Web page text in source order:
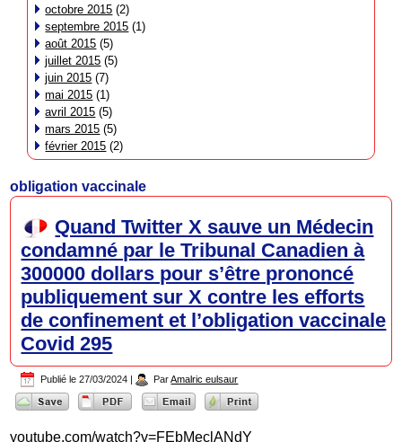
octobre 2015 (2)
septembre 2015 (1)
août 2015 (5)
juillet 2015 (5)
juin 2015 (7)
mai 2015 (1)
avril 2015 (5)
mars 2015 (5)
février 2015 (2)
obligation vaccinale
Quand Twitter X sauve un Médecin
condamné par le Tribunal Canadien à
300000 dollars pour s’être prononcé
publiquement sur X contre les efforts
de confinement et l’obligation vaccinale
Covid 295
Publié le 27/03/2024 | Par Amalric eulsaur
youtube.com/watch?v=FEbMeclANdY